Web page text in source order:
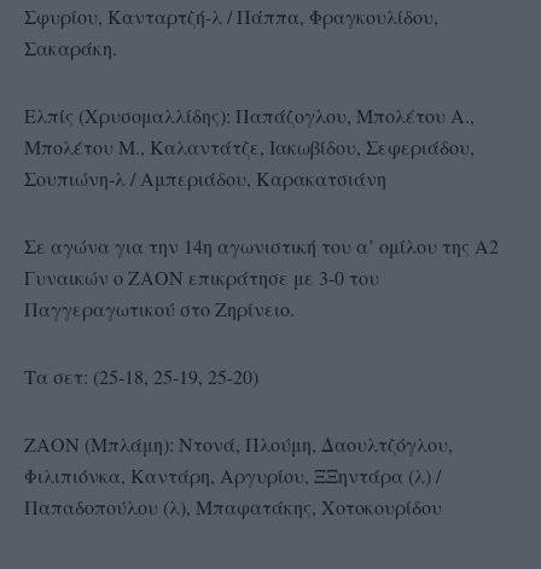
Σφυρίου, Κανταρτζή-λ / Πάππα, Φραγκουλίδου,
Σακαράκη.
Ελπίς (Χρυσομαλλίδης): Παπάζογλου, Μπολέτου Α.,
Μπολέτου Μ., Καλαντάτζε, Ιακωβίδου, Σεφεριάδου,
Σουπιώνη-λ / Αμπεριάδου, Καρακατσιάνη
Σε αγώνα για την 14η αγωνιστική του α’ ομίλου της Α2
Γυναικών ο ΖΑΟΝ επικράτησε με 3-0 του
Παγγεραγωτικού στο Ζηρίνειο.
Τα σετ: (25-18, 25-19, 25-20)
ΖΑΟΝ (Μπλάμη): Ντονά, Πλούμη, Δαουλτζόγλου,
Φιλιπιόνκα, Καντάρη, Αργυρίου, ΞΞηντάρα (λ) /
Παπαδοπούλου (λ), Μπαφατάκης, Χοτοκουρίδου